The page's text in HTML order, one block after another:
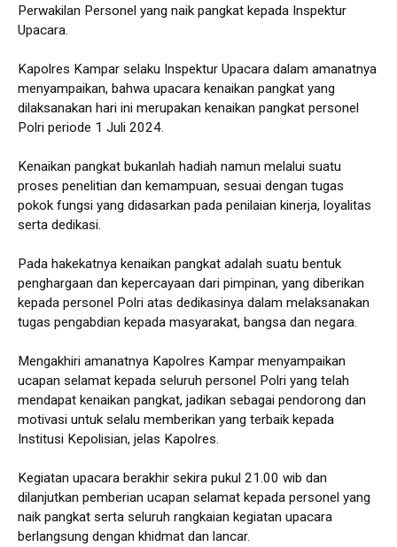
Perwakilan Personel yang naik pangkat kepada Inspektur
Upacara.
Kapolres Kampar selaku Inspektur Upacara dalam amanatnya
menyampaikan, bahwa upacara kenaikan pangkat yang
dilaksanakan hari ini merupakan kenaikan pangkat personel
Polri periode 1 Juli 2024.
Kenaikan pangkat bukanlah hadiah namun melalui suatu
proses penelitian dan kemampuan, sesuai dengan tugas
pokok fungsi yang didasarkan pada penilaian kinerja, loyalitas
serta dedikasi.
Pada hakekatnya kenaikan pangkat adalah suatu bentuk
penghargaan dan kepercayaan dari pimpinan, yang diberikan
kepada personel Polri atas dedikasinya dalam melaksanakan
tugas pengabdian kepada masyarakat, bangsa dan negara.
Mengakhiri amanatnya Kapolres Kampar menyampaikan
ucapan selamat kepada seluruh personel Polri yang telah
mendapat kenaikan pangkat, jadikan sebagai pendorong dan
motivasi untuk selalu memberikan yang terbaik kepada
Institusi Kepolisian, jelas Kapolres.
Kegiatan upacara berakhir sekira pukul 21.00 wib dan
dilanjutkan pemberian ucapan selamat kepada personel yang
naik pangkat serta seluruh rangkaian kegiatan upacara
berlangsung dengan khidmat dan lancar.